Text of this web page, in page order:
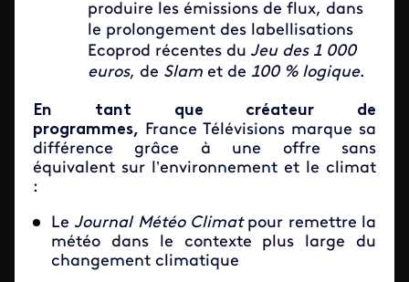
produire les émissions de flux, dans
le prolongement des labellisations
Ecoprod récentes du Jeu des 1 000
euros, de Slam et de 100 % logique.
En tant que créateur de
programmes, France Télévisions marque sa
différence grâce à une offre sans
équivalent sur l’environnement et le climat
:
LeJournal Météo Climatpour remettre la
météo dans le contexte plus large du
changement climatique